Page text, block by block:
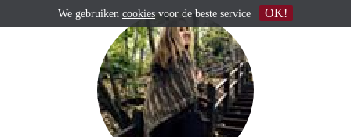
We gebruiken cookies voor de beste service OK!